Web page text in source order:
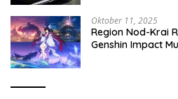
Oktober 11, 2025
Region Nod-Krai
Genshin Impact